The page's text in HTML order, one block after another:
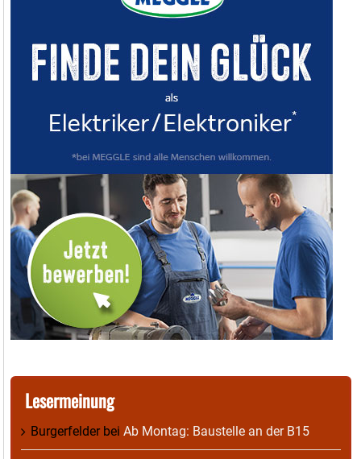
Lesermeinung
Burgerfelderbei Ab Montag: Baustelle an der B15